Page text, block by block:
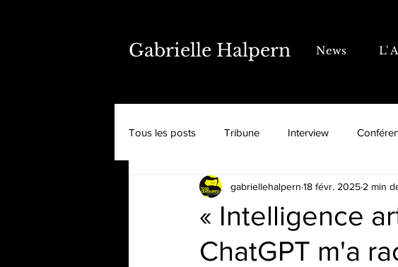
Gabrielle Halpern News L'
Tous les posts Tribune Interview
« Intelligence
ChatGPT m'a
gabriellehalpern 18 févr. 2025 2 min